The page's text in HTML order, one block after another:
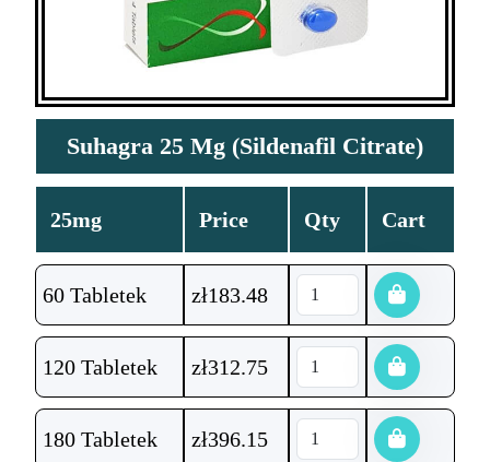
Suhagra 25 Mg (Sildenafil Citrate)
25mg Price Qty Cart
60 Tabletek zł183.48
120 Tabletek zł312.75
180 Tabletek zł396.15